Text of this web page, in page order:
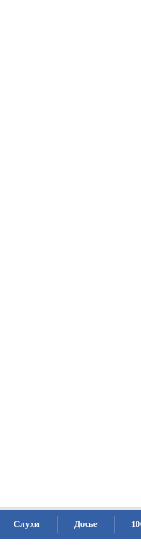
Слухи Досье